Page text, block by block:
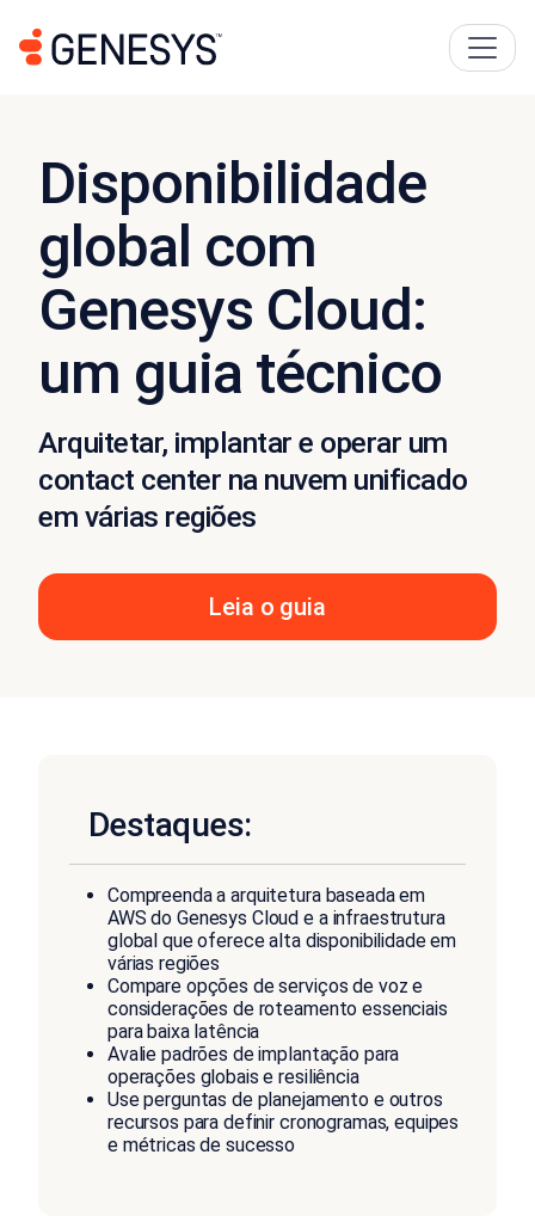
Disponibilidade
global com
Genesys Cloud:
um guia técnico
Arquitetar, implantar e operar um
contact center na nuvem unificado
em várias regiões
Leia o guia
Destaques:
Compreenda a arquitetura baseada em
AWS do Genesys Cloud e a infraestrutura
global que oferece alta disponibilidade em
várias regiões
Compare opções de serviços de voz e
considerações de roteamento essenciais
para baixa latência
Avalie padrões de implantação para
operações globais e resiliência
Use perguntas de planejamento e outros
recursos para definir cronogramas, equipes
e métricas de sucesso